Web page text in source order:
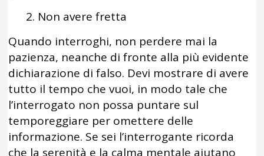
2. Non avere fretta
Quando interroghi, non perdere mai la
pazienza, neanche di fronte alla più evidente
dichiarazione di falso. Devi mostrare di avere
tutto il tempo che vuoi, in modo tale che
l’interrogato non possa puntare sul
temporeggiare per omettere delle
informazione. Se sei l’interrogante ricorda
che la serenità e la calma mentale aiutano